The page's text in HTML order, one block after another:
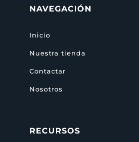
NAVEGACIÓN
Inicio
Nuestra tienda
Contactar
Nosotros
RECURSOS